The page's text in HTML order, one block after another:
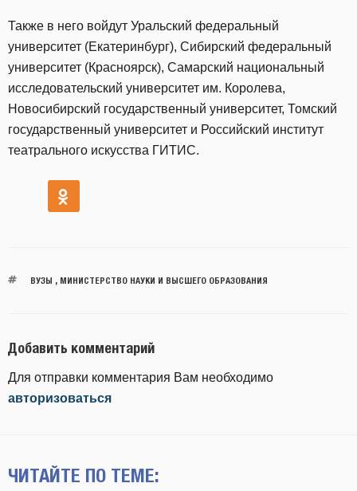
Также в него войдут Уральский федеральный
университет (Екатеринбург), Сибирский федеральный
университет (Красноярск), Самарский национальный
исследовательский университет им. Королева,
Новосибирский государственный университет, Томский
государственный университет и Российский институт
театрального искусства ГИТИС.
ВУЗЫ , МИНИСТЕРСТВО НАУКИ И ВЫСШЕГО ОБРАЗОВАНИЯ
Добавить комментарий
Для отправки комментария Вам необходимо
авторизоваться
ЧИТАЙТЕ ПО ТЕМЕ: